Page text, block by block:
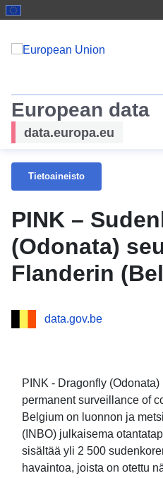
European data
data.europa.eu
Tietoaineisto
PINK –
(Odonata)
Flanderin
seurantaa
data.gov.be
PINK - Dragonfly
permanent surveillance of
Belgium on luonnon ja
(INBO) julkaisema
sisältää yli 2 500
havaintoa, joista on otettu